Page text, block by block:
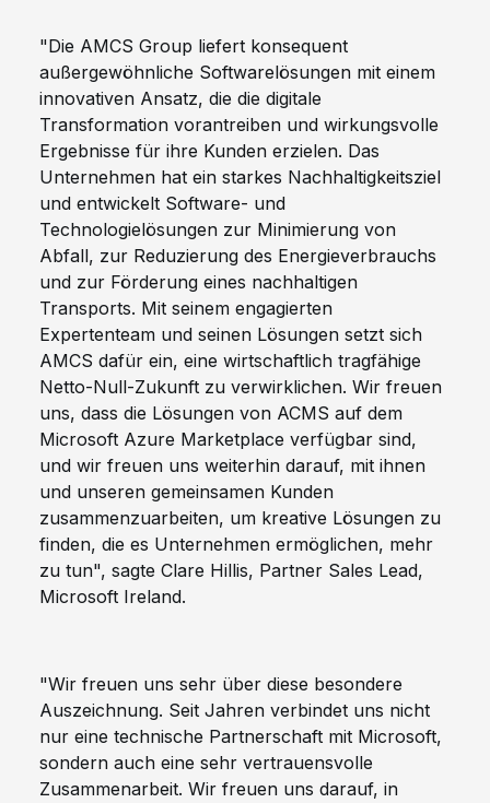
"Die AMCS Group liefert konsequent
außergewöhnliche Softwarelösungen mit einem
innovativen Ansatz, die die digitale
Transformation vorantreiben und wirkungsvolle
Ergebnisse für ihre Kunden erzielen. Das
Unternehmen hat ein starkes Nachhaltigkeitsziel
und entwickelt Software- und
Technologielösungen zur Minimierung von
Abfall, zur Reduzierung des Energieverbrauchs
und zur Förderung eines nachhaltigen
Transports. Mit seinem engagierten
Expertenteam und seinen Lösungen setzt sich
AMCS dafür ein, eine wirtschaftlich tragfähige
Netto-Null-Zukunft zu verwirklichen. Wir freuen
uns, dass die Lösungen von ACMS auf dem
Microsoft Azure Marketplace verfügbar sind,
und wir freuen uns weiterhin darauf, mit ihnen
und unseren gemeinsamen Kunden
zusammenzuarbeiten, um kreative Lösungen zu
finden, die es Unternehmen ermöglichen, mehr
zu tun", sagte Clare Hillis, Partner Sales Lead,
Microsoft Ireland.
"Wir freuen uns sehr über diese besondere
Auszeichnung. Seit Jahren verbindet uns nicht
nur eine technische Partnerschaft mit Microsoft,
sondern auch eine sehr vertrauensvolle
Zusammenarbeit. Wir freuen uns darauf, in